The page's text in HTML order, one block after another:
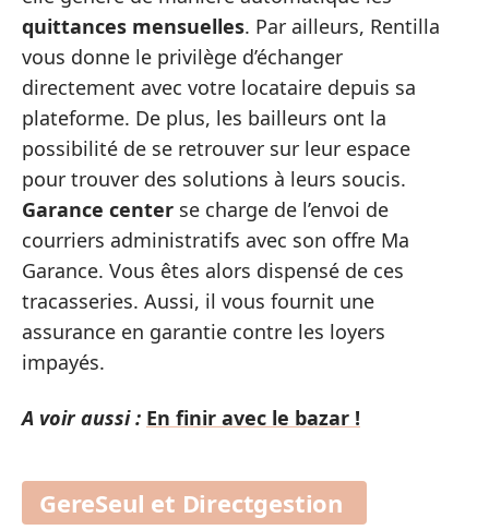
quittances mensuelles. Par ailleurs, Rentilla
vous donne le privilège d’échanger
directement avec votre locataire depuis sa
plateforme. De plus, les bailleurs ont la
possibilité de se retrouver sur leur espace
pour trouver des solutions à leurs soucis.
Garance center se charge de l’envoi de
courriers administratifs avec son offre Ma
Garance. Vous êtes alors dispensé de ces
tracasseries. Aussi, il vous fournit une
assurance en garantie contre les loyers
impayés.
A voir aussi : En finir avec le bazar !
GereSeul et Directgestion